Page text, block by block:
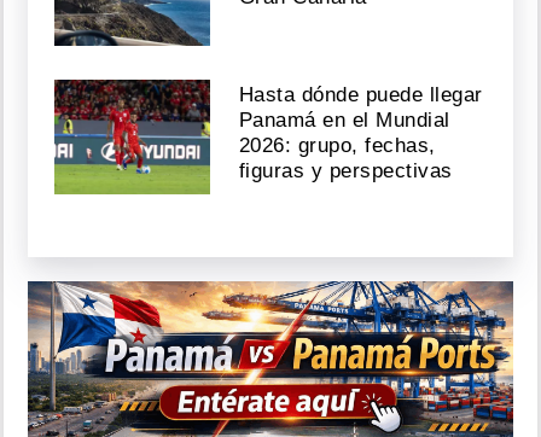
Hasta dónde puede llegar
Panamá en el Mundial
2026: grupo, fechas,
figuras y perspectivas